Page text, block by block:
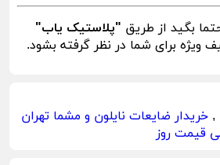
بگید از طریق "پلاستیک یاب"
ویژه برای شما در نظر گرفته بشود.
, خریدار ضایعات نایلون و مشما تهران
قیمت روز